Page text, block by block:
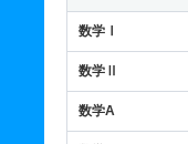
数学Ⅰ
数学Ⅱ
数学A